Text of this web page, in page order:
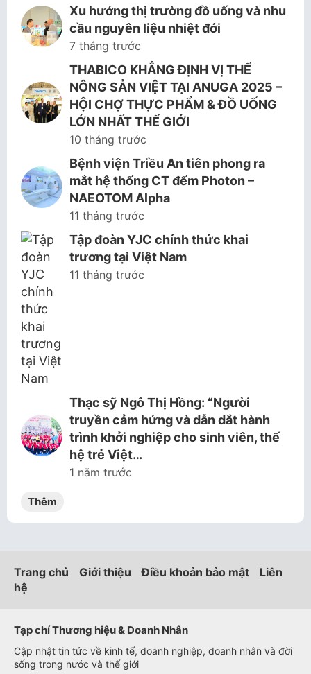
Xu hướng thị trường đồ uống và nhu
cầu nguyên liệu nhiệt đới
7 tháng trước
THABICO KHẲNG ĐỊNH VỊ THẾ
NÔNG SẢN VIỆT TẠI ANUGA 2025 –
HỘI CHỢ THỰC PHẨM & ĐỒ UỐNG
LỚN NHẤT THẾ GIỚI
10 tháng trước
Bệnh viện Triều An tiên phong ra
mắt hệ thống CT đếm Photon –
NAEOTOM Alpha
11 tháng trước
Tập đoàn YJC chính thức khai
trương tại Việt Nam
11 tháng trước
Thạc sỹ Ngô Thị Hồng: “Người
truyền cảm hứng và dẫn dắt hành
trình khởi nghiệp cho sinh viên, thế
hệ trẻ Việt…
1 năm trước
Thêm
Trang chủ Giới thiệu Điều khoản bảo mật
Liên
hệ
Tạp chí Thương hiệu & Doanh Nhân
Cập nhật tin tức về kinh tế, doanh nghiệp, doanh nhân và đời
sống trong nước và thế giới